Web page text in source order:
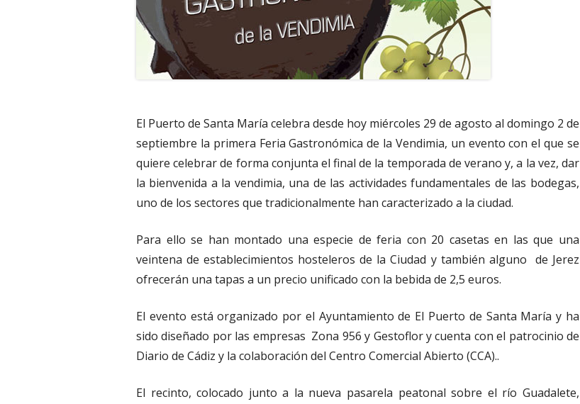
El Puerto de Santa María celebra desde hoy miércoles 29 de agosto al domingo 2 de
septiembre la primera Feria Gastronómica de la Vendimia, un evento con el que se
quiere celebrar de forma conjunta el final de la temporada de verano y, a la vez, dar
la bienvenida a la vendimia, una de las actividades fundamentales de las bodegas,
uno de los sectores que tradicionalmente han caracterizado a la ciudad.
Para ello se han montado una especie de feria con 20 casetas en las que una
veintena de establecimientos hosteleros de la Ciudad y también alguno de Jerez
ofrecerán una tapas a un precio unificado con la bebida de 2,5 euros.
El evento está organizado por el Ayuntamiento de El Puerto de Santa María y ha
sido diseñado por las empresas Zona 956 y Gestoflor y cuenta con el patrocinio de
Diario de Cádiz y la colaboración del Centro Comercial Abierto (CCA)..
El recinto, colocado junto a la nueva pasarela peatonal sobre el río Guadalete,